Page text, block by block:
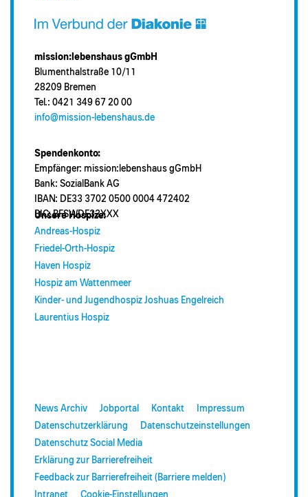
mission:lebenshaus gGmbH
Blumenthalstraße 10/11
28209 Bremen
Tel.: 0421 349 67 20 00
info@mission-lebenshaus.de
Spendenkonto:
Empfänger: mission:lebenshaus gGmbH
Bank: SozialBank AG
IBAN: DE33 3702 0500 0004 472402
BIC: BFSWDE33XXX
Unsere Hospize:
Andreas-Hospiz
Friedel-Orth-Hospiz
Haven Hospiz
Hospiz am Wattenmeer
Kinder- und Jugendhospiz Joshuas Engelreich
Laurentius Hospiz
News Archiv Jobportal Kontakt
Impressum
Datenschutzerklärung
Datenschutzeinstellungen
Datenschutz Social Media
Erklärung zur Barrierefreiheit
Feedback zur Barrierefreiheit (Barriere melden)